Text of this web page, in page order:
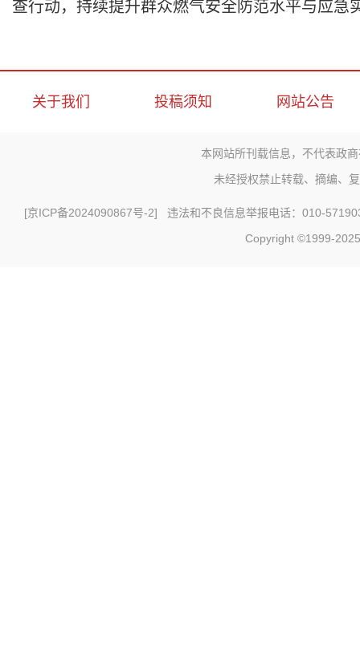
查行动，持续提升群众燃气安全防范水平与应急
关于我们 投稿须知 网站公告
本网站所刊载信息，不代表政
未经授权禁止转载、摘编、
[京ICP备2024090867号-2] 违法和不良信息举报电话：010-
Copyright ©1999-